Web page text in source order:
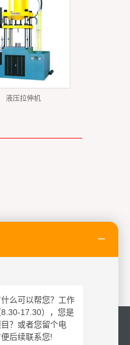
液压拉伸机
么可以帮您？工作
8.30-17.30），您是
？或者您留个电
后续联系您!